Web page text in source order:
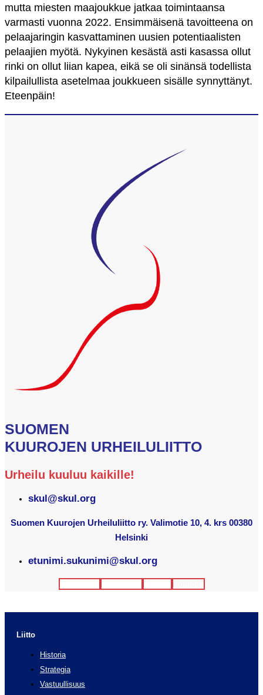
mutta miesten maajoukkue jatkaa toimintaansa
varmasti vuonna 2022. Ensimmäisenä tavoitteena on
pelaajaringin kasvattaminen uusien potentiaalisten
pelaajien myötä. Nykyinen kesästä asti kasassa ollut
rinki on ollut liian kapea, eikä se oli sinänsä todellista
kilpailullista asetelmaa joukkueen sisälle synnyttänyt.
Eteenpäin!
SUOMEN
KUUROJEN URHEILULIITTO
Urheilu kuuluu kaikille!
skul@skul.org
Suomen Kuurojen Urheiluliitto ry. Valimotie 10, 4. krs 00380
Helsinki
etunimi.sukunimi@skul.org
Liitto
Historia
Strategia
Vastuullisuus